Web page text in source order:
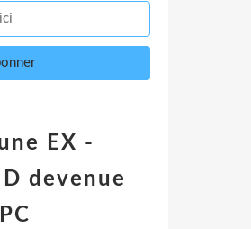
EX -
devenue